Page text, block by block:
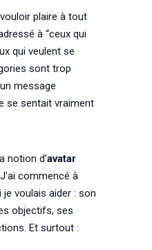
plaire à tout
à “ceux qui
qui veulent se
sont trop
message
se sentait vraiment
notion d’avatar
commencé à
voulais aider : son
objectifs, ses
Et surtout :